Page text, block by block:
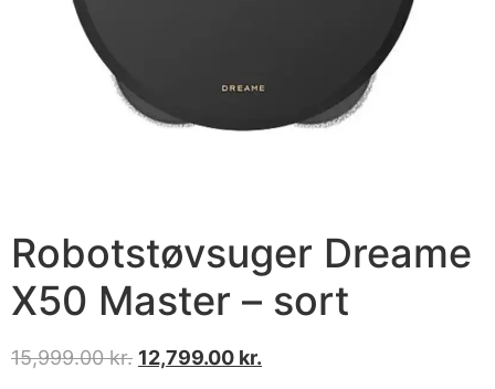
Robotstøvsuger Dreame
X50 Master – sort
15,999.00kr. 12,799.00 kr.